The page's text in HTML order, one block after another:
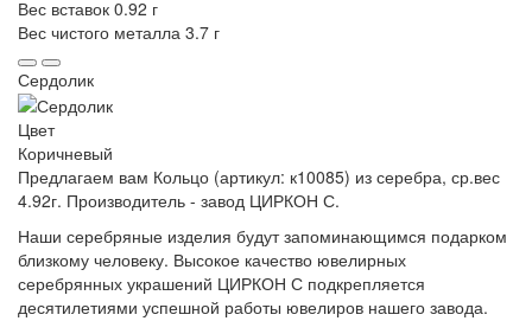
Вес вставок 0.92 г
Вес чистого металла 3.7 г
Сердолик
Цвет
Коричневый
Предлагаем вам Кольцо (артикул: к10085) из серебра, ср.вес
4.92г. Производитель - завод ЦИРКОН С.
Наши серебряные изделия будут запоминающимся подарком
близкому человеку. Высокое качество ювелирных
серебрянных украшений ЦИРКОН С подкрепляется
десятилетиями успешной работы ювелиров нашего завода.